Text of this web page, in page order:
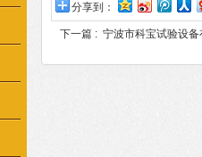
分享到：
下一篇 : 宁波市科宝试验设